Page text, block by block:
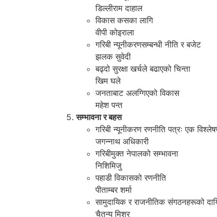
डिल्लीराम दाहाल
विकास कसका लागि
वीपी कोइराला
गरिबी न्यूनीकरणसम्बन्धी नीति र बजेट
झलक सुवेदी
बढ्दो सुरक्षा खर्चले बढाएको चिन्ता
खिम घले
जनताबाट अलग्गिएको विकास
महेश पन्त
सम्भावना र बहस
गरिबी न्यूनीकरण रणनीति पत्रः एक
जगन्नाथ अधिकारी
गरिबीमुक्त नेपालको सम्भावना
निशिमिजु
पहाडी विकासको रणनीति
पीताम्बर शर्मा
सामुदायिक र राजनीतिक संगठनहरूको
चैतन्य मिश्र